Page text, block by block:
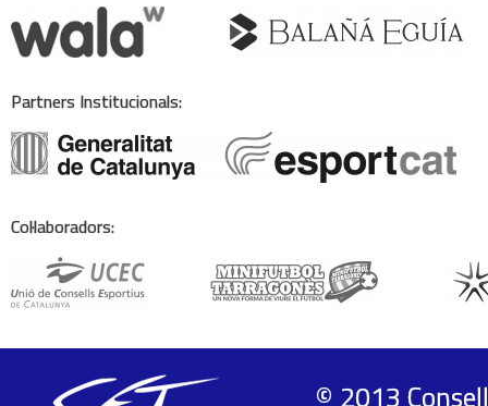
Partners Institucionals:
Col·laboradors:
© 2013